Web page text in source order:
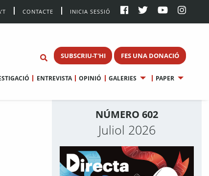
CONTACTE INICIA SESSIÓ
SUBSCRIU-T'HI FES UNA DONACIÓ
ENTREVISTA OPINIÓ GALERIES PAPER
NÚMERO 602
Juliol 2026